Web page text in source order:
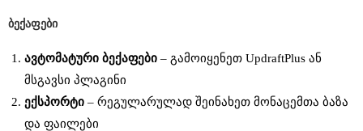
ბექაფები
ავტომატური ბექაფები – გამოიყენეთ UpdraftPlus ან
მსგავსი პლაგინი
ექსპორტი – რეგულარულად შეინახეთ მონაცემთა ბაზა
და ფაილები